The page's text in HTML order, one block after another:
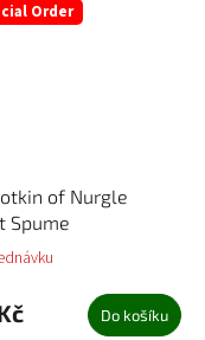
Order
of Nurgle
Spume
Do košíku